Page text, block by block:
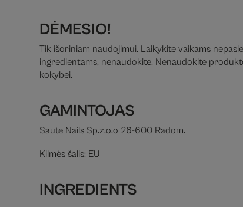
DĖMESIO!
Tik išoriniam naudojimui. Laikykite vaikams
ingredientams, nenaudokite. Nenaudokite
kokybei.
GAMINTOJAS
Saute Nails Sp.z.o.o 26-600 Radom.
Kilmės šalis: EU
INGREDIENTS